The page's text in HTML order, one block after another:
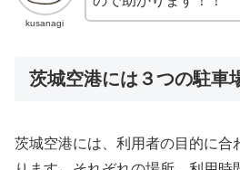
kusanagi
茨城空港には３つの駐車
茨城空港には、利用者の目的に合